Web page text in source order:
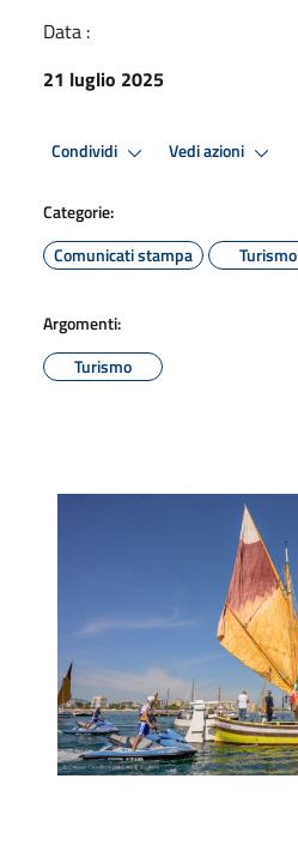
Data :
21 luglio 2025
Condividi Vedi azioni
Categorie:
Comunicati stampa
Turismo
Argomenti:
Turismo